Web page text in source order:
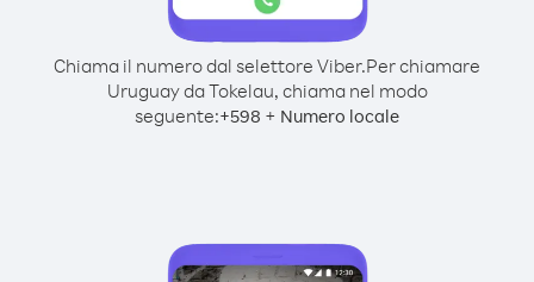
Chiama il numero dal selettore Viber.Per chiamare
Uruguay da Tokelau, chiama nel modo
seguente:+598 + Numero locale